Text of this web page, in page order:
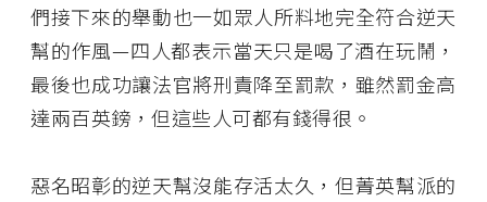
們接下來的舉動也一如眾人所料地完全符合逆天
幫的作風—四人都表示當天只是喝了酒在玩鬧，
最後也成功讓法官將刑責降至罰款，雖然罰金高
達兩百英鎊，但這些人可都有錢得很。
惡名昭彰的逆天幫沒能存活太久，但菁英幫派的